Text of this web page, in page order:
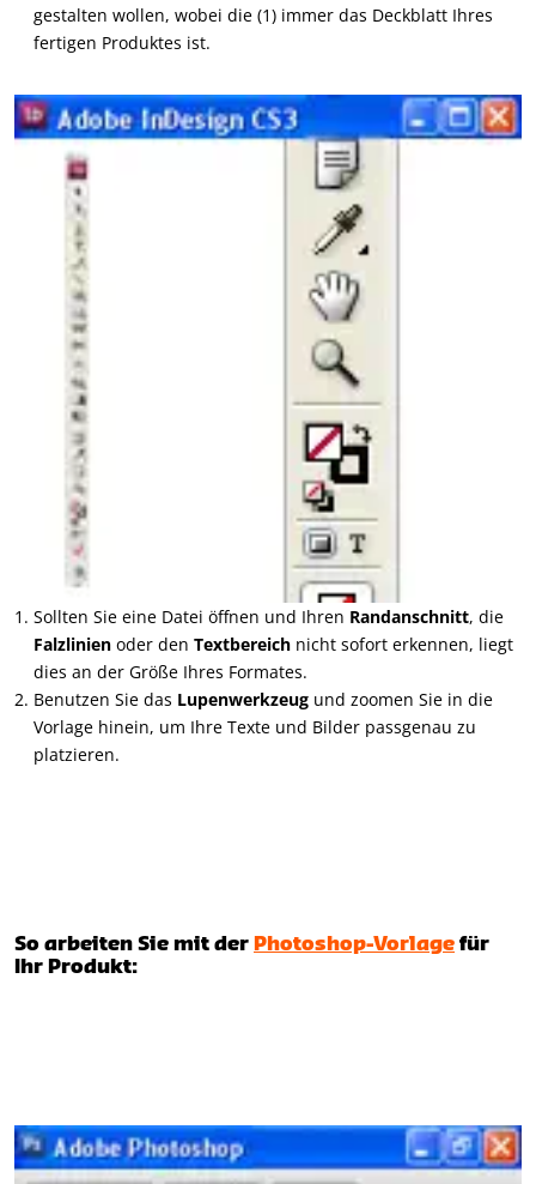
gestalten wollen, wobei die (1) immer das Deckblatt Ihres
fertigen Produktes ist.
Sollten Sie eine Datei öffnen und Ihren Randanschnitt, die
Falzlinien oder den Textbereich nicht sofort erkennen, liegt
dies an der Größe Ihres Formates.
Benutzen Sie das Lupenwerkzeug und zoomen Sie in die
Vorlage hinein, um Ihre Texte und Bilder passgenau zu
platzieren.
So arbeiten Sie mit der Photoshop-Vorlage für
Ihr Produkt: